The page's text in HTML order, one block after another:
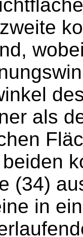
als
(34)
in